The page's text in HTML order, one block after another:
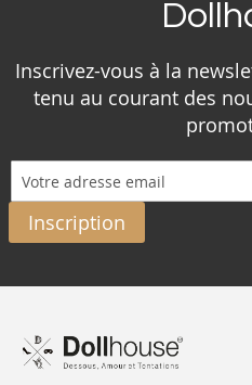
Inscrivez-vous à la
tenu au courant des
Inscription